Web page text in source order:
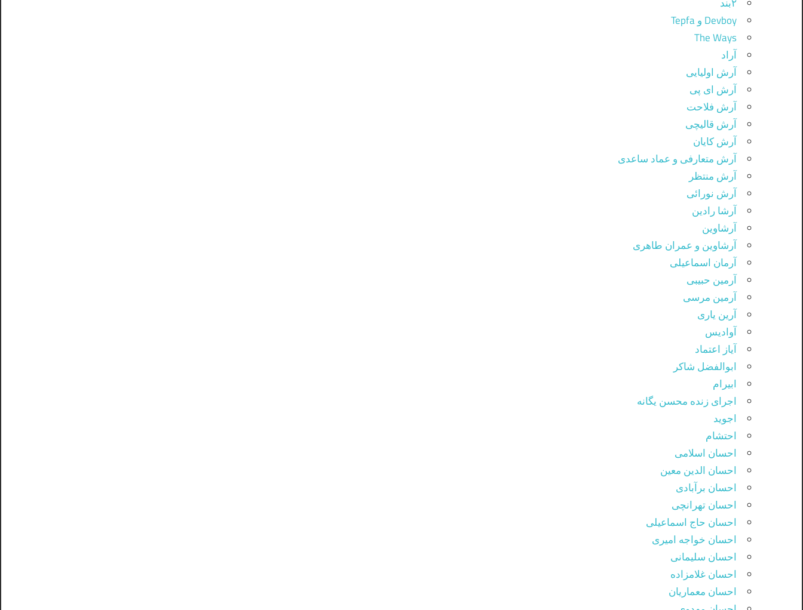
Devboy و Tepfa
The Ways
آراد
آرش اولیایی
آرش ای پی
آرش فلاحت
آرش قالیچی
آرش کایان
آرش متعارفی و عماد ساعدی
آرش منتظر
آرش نورائی
آرشا رادین
آرشاوین
آرشاوین و عمران طاهری
آرمان اسماعیلی
آرمین حبیبی
آرمین مرسی
آرین یاری
آوادیس
آیاز اعتماد
ابوالفضل شاکر
ابیرام
اجرای زنده محسن یگانه
اجوید
احتشام
احسان اسلامی
احسان الدین معین
احسان برآبادی
احسان تهرانچی
احسان حاج اسماعیلی
احسان خواجه امیری
احسان سلیمانی
احسان غلامزاده
احسان معماریان